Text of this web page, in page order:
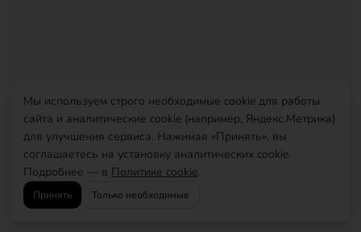
Мы используем строго необходимые cookie для работы
сайта и аналитические cookie (например, Яндекс.Метрика)
для улучшения сервиса. Нажимая «Принять», вы
соглашаетесь на установку аналитических cookie.
Подробнее — в Политике cookie.
Принять Только необходимые